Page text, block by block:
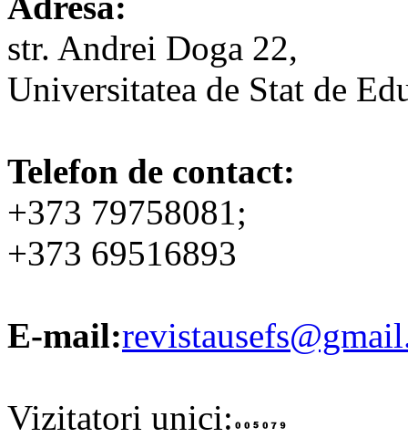
str. Andrei Doga 22,
Universitatea de Stat de
Telefon de contact:
+373 79758081;
+373 69516893
E-mail:
Vizitatori unici: